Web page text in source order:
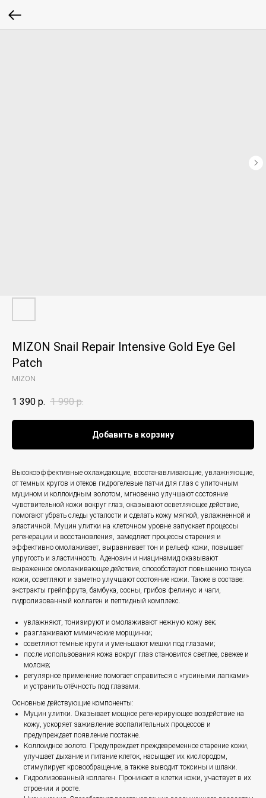
MIZON Snail Repair Intensive Gold Eye Gel
Patch
MIZON
1 390 р. 1 990 р.
Добавить в корзину
Высокоэффективные охлаждающие, восстанавливающие, увлажняющие,
от темных кругов и отеков гидрогелевые патчи для глаз с улиточным
муцином и коллоидным золотом, мгновенно улучшают состояние
чувствительной кожи вокруг глаз, оказывают осветляющее действие,
помогают убрать следы усталости и сделать кожу мягкой, увлажненной и
эластичной. Муцин улитки на клеточном уровне запускает процессы
регенерации и восстановления, замедляет процессы старения и
эффективно омолаживает, выравнивает тон и рельеф кожи, повышает
упругость и эластичность. Аденозин и ниацинамид оказывают
выраженное омолаживающее действие, способствуют повышению тонуса
кожи, осветляют и заметно улучшают состояние кожи. Также в составе:
экстракты грейпфрута, бамбука, сосны, грибов фелинус и чаги,
гидролизованный коллаген и пептидный комплекс.
увлажняют, тонизируют и омолаживают нежную кожу век;
разглаживают мимические морщинки;
осветляют тёмные круги и уменьшают мешки под глазами;
после использования кожа вокруг глаз становится светлее, свежее и
моложе;
регулярное применение помогает справиться с «гусиными лапками»
и устранить отёчность под глазами.
Основные действующие компоненты:
Муцин улитки. Оказывает мощное регенерирующее воздействие на
кожу, ускоряет заживление воспалительных процессов и
предупреждает появление постакне.
Коллоидное золото. Предупреждает преждевременное старение кожи,
улучшает дыхание и питание клеток, насыщает их кислородом,
стимулирует кровообращение, а также выводит токсины и шлаки.
Гидролизованный коллаген. Проникает в клетки кожи, участвует в их
строении и росте.